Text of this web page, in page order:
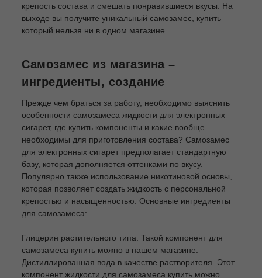
крепость состава и смешать понравившиеся вкусы. На
выходе вы получите уникальный самозамес, купить
который нельзя ни в одном магазине.
Самозамес из магазина –
ингредиенты, создание
Прежде чем браться за работу, необходимо выяснить
особенности самозамеса жидкости для электронных
сигарет, где купить компоненты и какие вообще
необходимы для приготовления состава? Самозамес
для электронных сигарет предполагает стандартную
базу, которая дополняется оттенками по вкусу.
Популярно также использование никотиновой основы,
которая позволяет создать жидкость с персональной
крепостью и насыщенностью. Основные ингредиенты
для самозамеса:
Глицерин растительного типа. Такой компонент для
самозамеса купить можно в нашем магазине.
Дистиллированная вода в качестве растворителя. Этот
компонент жидкости для самозамеса купить можно